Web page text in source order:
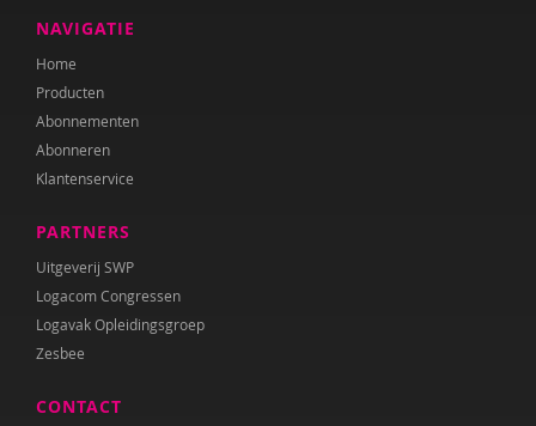
NAVIGATIE
Home
Producten
Abonnementen
Abonneren
Klantenservice
PARTNERS
Uitgeverij SWP
Logacom Congressen
Logavak Opleidingsgroep
Zesbee
CONTACT